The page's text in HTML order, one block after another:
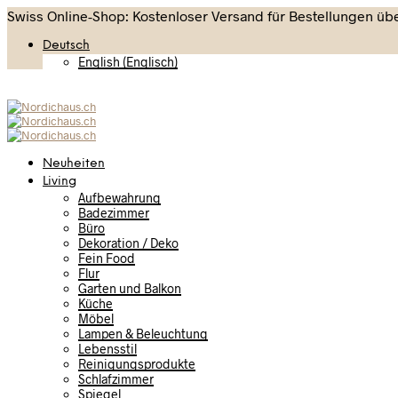
Swiss Online-Shop: Kostenloser Versand für Bestellungen
Deutsch
English (Englisch)
Neuheiten
Living
Aufbewahrung
Badezimmer
Büro
Dekoration / Deko
Fein Food
Flur
Garten und Balkon
Küche
Möbel
Lampen & Beleuchtung
Lebensstil
Reinigungsprodukte
Schlafzimmer
Spiegel